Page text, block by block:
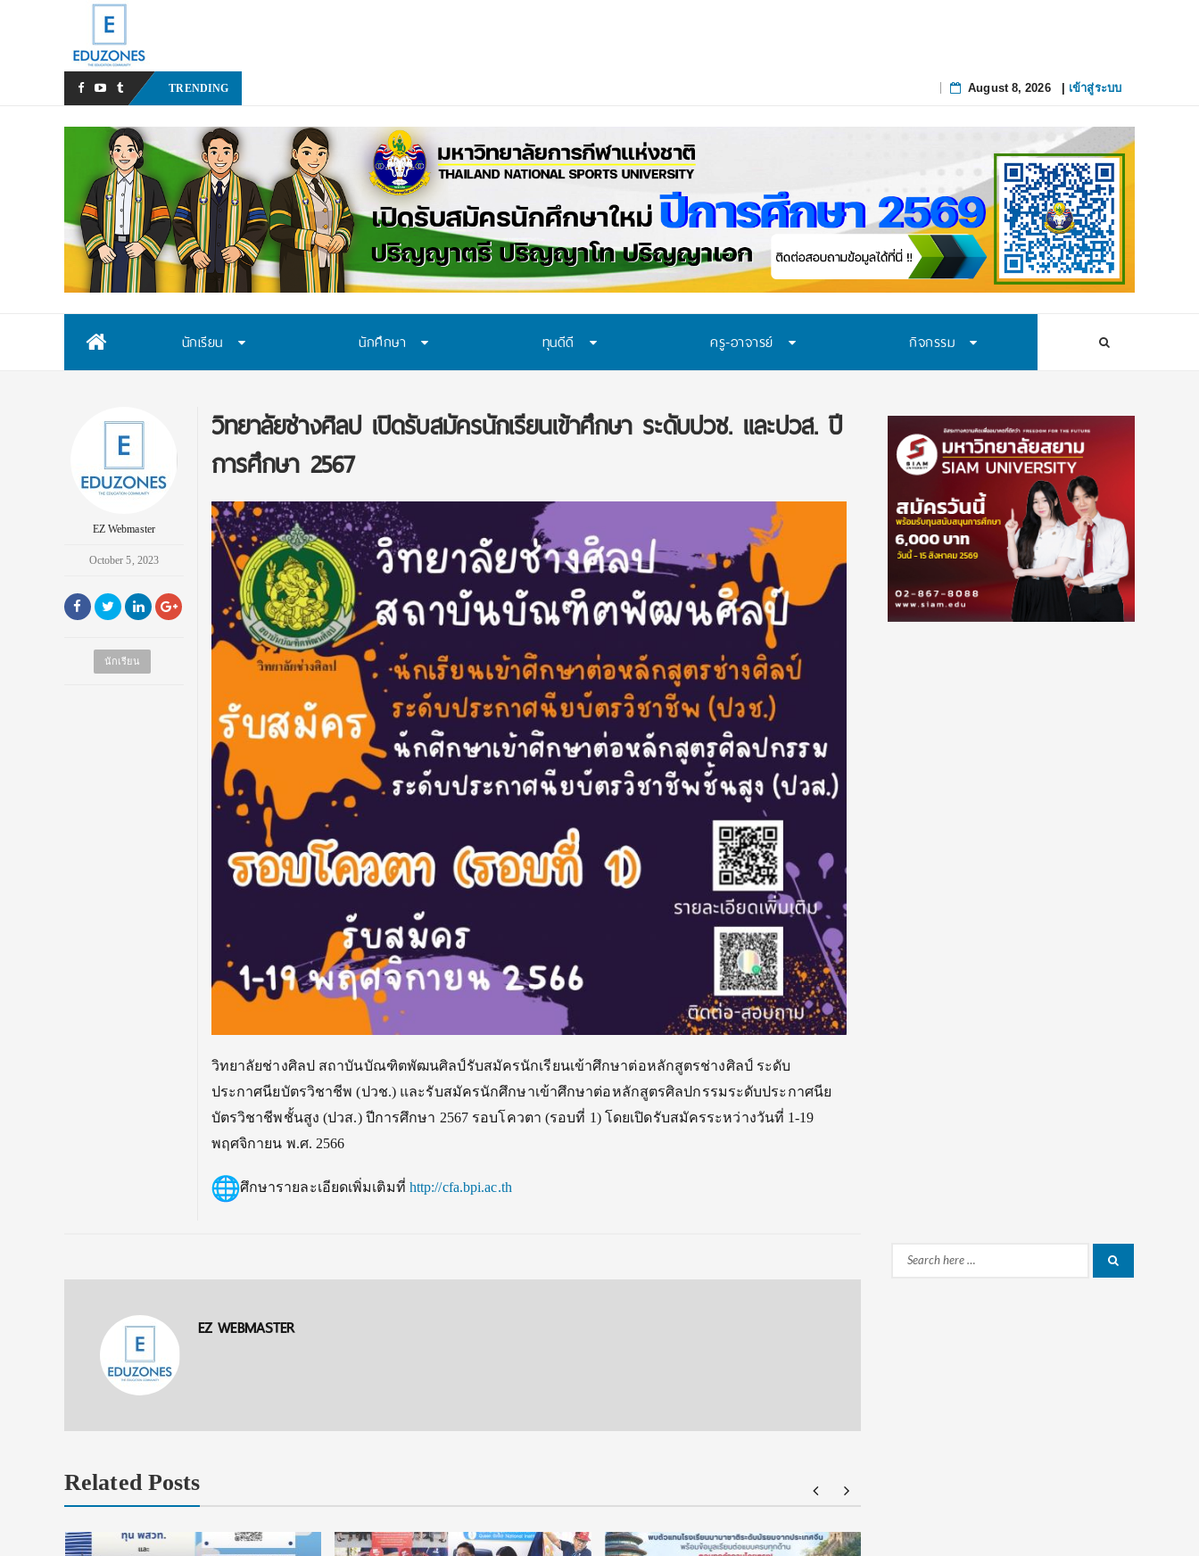
TRENDING August 8, 2026| เข้าสู่ระบบ
นักเรียน นักศึกษา ทุนดีดี ครู-อาจารย์ กิจกรรม
EZ Webmaster
October 5, 2023
นักเรียน
วิทยาลัยช่างศิลป เปิดรับสมัครนักเรียนเข้าศึกษา ระดับปวช. และปวส. ปี
การศึกษา 2567
วิทยาลัยช่างศิลป สถาบันบัณฑิตพัฒนศิลป์รับสมัครนักเรียนเข้าศึกษาต่อหลักสูตรช่างศิลป์ ระดับ
ประกาศนียบัตรวิชาชีพ (ปวช.) และรับสมัครนักศึกษาเข้าศึกษาต่อหลักสูตรศิลปกรรมระดับประกาศนีย
บัตรวิชาชีพชั้นสูง (ปวส.) ปีการศึกษา 2567 รอบโควตา (รอบที่ 1) โดยเปิดรับสมัครระหว่างวันที่ 1-19
พฤศจิกายน พ.ศ. 2566
ศึกษารายละเอียดเพิ่มเติมที่ http://cfa.bpi.ac.th
EZ WEBMASTER
Related Posts
Search